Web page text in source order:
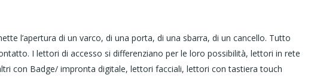
l’apertura di un varco, di una porta, di una sbarra, di un cancello. Tutto
I lettori di accesso si differenziano per le loro possibilità, lettori in rete
con Badge/ impronta digitale, lettori facciali, lettori con tastiera touch